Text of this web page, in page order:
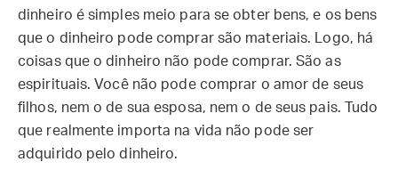
dinheiro é simples meio para se obter bens, e os bens
que o dinheiro pode comprar são materiais. Logo, há
coisas que o dinheiro não pode comprar. São as
espirituais. Você não pode comprar o amor de seus
filhos, nem o de sua esposa, nem o de seus pais. Tudo
que realmente importa na vida não pode ser
adquirido pelo dinheiro.